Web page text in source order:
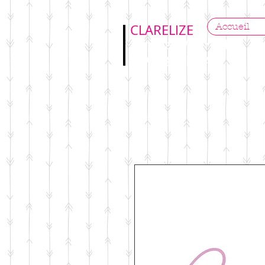
Accueil
CLARELIZE
Sandra WYPYCH
Photographe